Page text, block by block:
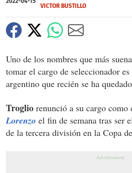
VICTOR BUSTILLO
Uno de los nombres que más
tomar el cargo de seleccionador
argentino que recién se ha
Troglio renunció a su cargo como
Lorenzo el fin de semana tras ser
de la tercera división en la Copa